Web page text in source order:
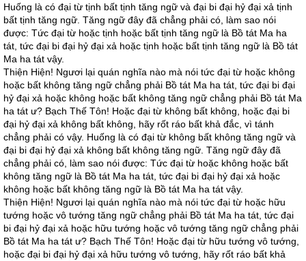
Huống là có đại từ tịnh bất tịnh tăng ngữ và đại bi đại hỷ đại xả tịnh
bất tịnh tăng ngữ. Tăng ngữ đây đã chẳng phải có, làm sao nói
được: Tức đại từ hoặc tịnh hoặc bất tịnh tăng ngữ là Bồ tát Ma ha
tát, tức đại bi đại hỷ đại xả hoặc tịnh hoặc bất tịnh tăng ngữ là Bồ tát
Ma ha tát vậy.
Thiện Hiện! Ngươi lại quán nghĩa nào mà nói tức đại từ hoặc không
hoặc bất không tăng ngữ chẳng phải Bồ tát Ma ha tát, tức đại bi đại
hỷ đại xả hoặc không hoặc bất không tăng ngữ chẳng phải Bồ tát Ma
ha tát ư? Bạch Thế Tôn! Hoặc đại từ không bất không, hoặc đại bi
đại hỷ đại xả không bất không, hãy rốt ráo bất khả đắc, vì tánh
chẳng phải có vậy. Huống là có đại từ không bất không tăng ngữ và
đại bi đại hỷ đại xả không bất không tăng ngữ. Tăng ngữ đây đã
chẳng phải có, làm sao nói được: Tức đại từ hoặc không hoặc bất
không tăng ngữ là Bồ tát Ma ha tát, tức đại bi đại hỷ đại xả hoặc
không hoặc bất không tăng ngữ là Bồ tát Ma ha tát vậy.
Thiện Hiện! Ngươi lại quán nghĩa nào mà nói tức đại từ hoặc hữu
tướng hoặc vô tướng tăng ngữ chẳng phải Bồ tát Ma ha tát, tức đại
bi đại hỷ đại xả hoặc hữu tướng hoặc vô tướng tăng ngữ chẳng phải
Bồ tát Ma ha tát ư? Bạch Thế Tôn! Hoặc đại từ hữu tướng vô tướng,
hoặc đại bi đại hỷ đại xả hữu tướng vô tướng, hãy rốt ráo bất khả